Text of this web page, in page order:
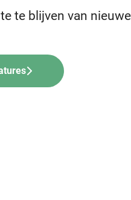
te blijven van